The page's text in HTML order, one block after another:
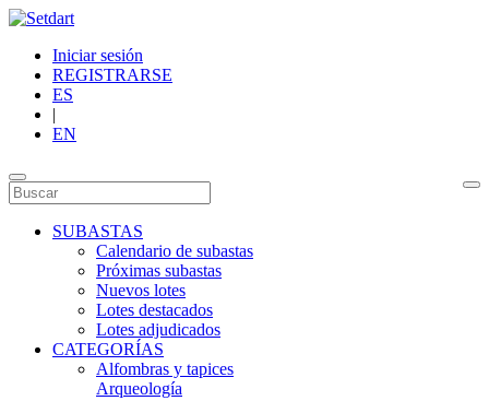
Iniciar sesión
REGISTRARSE
ES
|
EN
SUBASTAS
Calendario de subastas
Próximas subastas
Nuevos lotes
Lotes destacados
Lotes adjudicados
CATEGORÍAS
Alfombras y tapices
Arqueología